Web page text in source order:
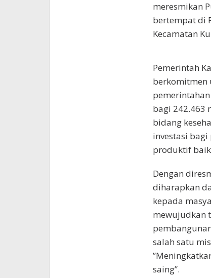
meresmikan
bertempat di
Kecamatan
Pemerintah
berkomitmen
bagi 242.463
bidang
investasi
produktif baik
Dengan
diharapkan
kepada
mewujudkan
salah satu
saing”.